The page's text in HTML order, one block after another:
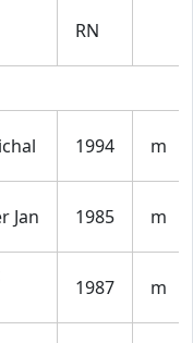
RN
1994 m
Jan 1985 m
1987 m